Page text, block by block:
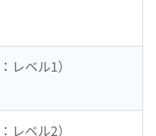
レベル1）
レベル2）